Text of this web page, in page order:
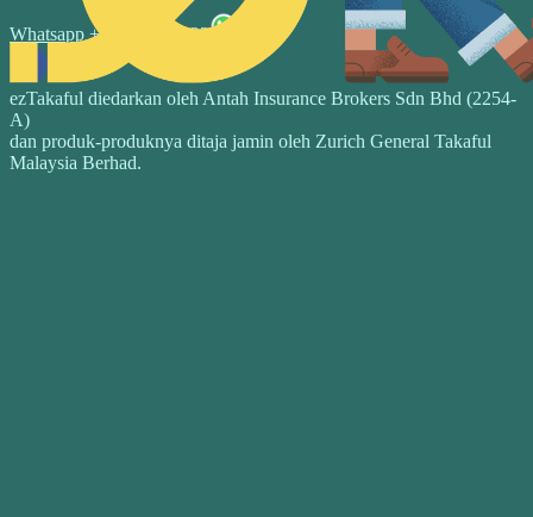
Whatsapp +6017 3526122
ezTakaful diedarkan oleh Antah Insurance Brokers Sdn Bhd (2254-
A)
dan produk-produknya ditaja jamin oleh Zurich General Takaful
Malaysia Berhad.